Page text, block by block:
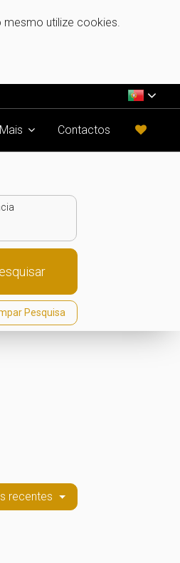
mesmo utilize cookies.
Mais Contactos
Pesquisa
recentes